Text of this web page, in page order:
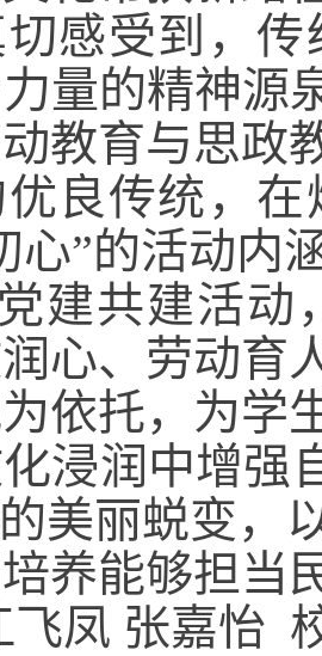
感受到，
量的精神源
教育与思政
良传统，
心”的活动内
共建活动
心、劳动育
依托，为学
浸润中增强
美丽蜕变，
养能够担当
飞凤 张嘉怡